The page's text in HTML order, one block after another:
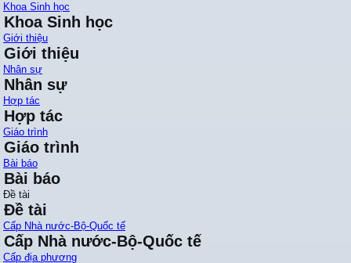
Khoa Sinh học
Khoa Sinh học
Giới thiệu
Giới thiệu
Nhân sự
Nhân sự
Hợp tác
Hợp tác
Giáo trình
Giáo trình
Bài báo
Bài báo
Đề tài
Đề tài
Cấp Nhà nước-Bộ-Quốc tế
Cấp Nhà nước-Bộ-Quốc tế
Cấp địa phương